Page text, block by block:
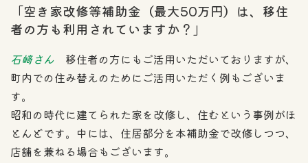
「空き家改修等補助金（最大50万円）は、移住
者の方も利用されていますか？」
石﨑さん 移住者の方にもご活用いただいておりますが、
町内での住み替えのためにご活用いただく例もございま
す。
昭和の時代に建てられた家を改修し、住むという事例がほ
とんどです。中には、住居部分を本補助金で改修しつつ、
店舗を兼ねる場合もございます。